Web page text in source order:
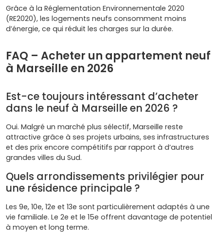
Grâce à la Réglementation Environnementale 2020
(RE2020), les logements neufs consomment moins
d’énergie, ce qui réduit les charges sur la durée.
FAQ – Acheter un appartement neuf
à Marseille en 2026
Est-ce toujours intéressant d’acheter
dans le neuf à Marseille en 2026 ?
Oui. Malgré un marché plus sélectif, Marseille reste
attractive grâce à ses projets urbains, ses infrastructures
et des prix encore compétitifs par rapport à d’autres
grandes villes du Sud.
Quels arrondissements privilégier pour
une résidence principale ?
Les 9e, 10e, 12e et 13e sont particulièrement adaptés à une
vie familiale. Le 2e et le 15e offrent davantage de potentiel
à moyen et long terme.